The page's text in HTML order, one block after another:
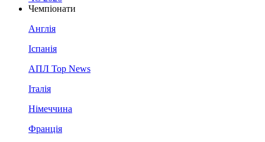
Чемпіонати
Англія
Іспанія
АПЛ Top News
Італія
Німеччина
Франція